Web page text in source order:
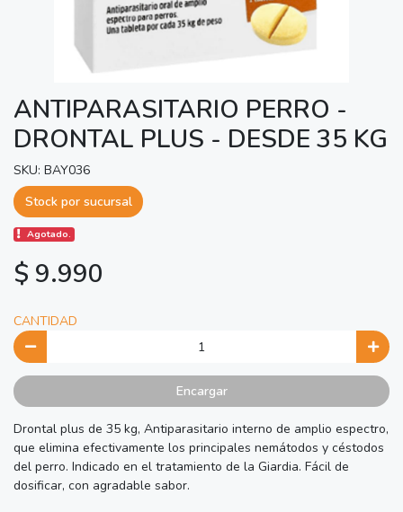
ANTIPARASITARIO PERRO -
DRONTAL PLUS - DESDE 35 KG
SKU: BAY036
Stock por sucursal
Agotado.
$ 9.990
CANTIDAD
Encargar
Drontal plus de 35 kg, Antiparasitario interno de amplio espectro,
que elimina efectivamente los principales nemátodos y céstodos
del perro. Indicado en el tratamiento de la Giardia. Fácil de
dosificar, con agradable sabor.